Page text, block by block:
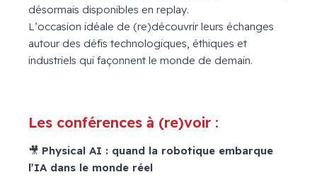
désormais disponibles en replay.
L’occasion idéale de (re)découvrir leurs échanges
autour des défis technologiques, éthiques et
industriels qui façonnent le monde de demain.
Les conférences à (re)voir :
🎥 Physical AI : quand la robotique embarque
l’IA dans le monde réel